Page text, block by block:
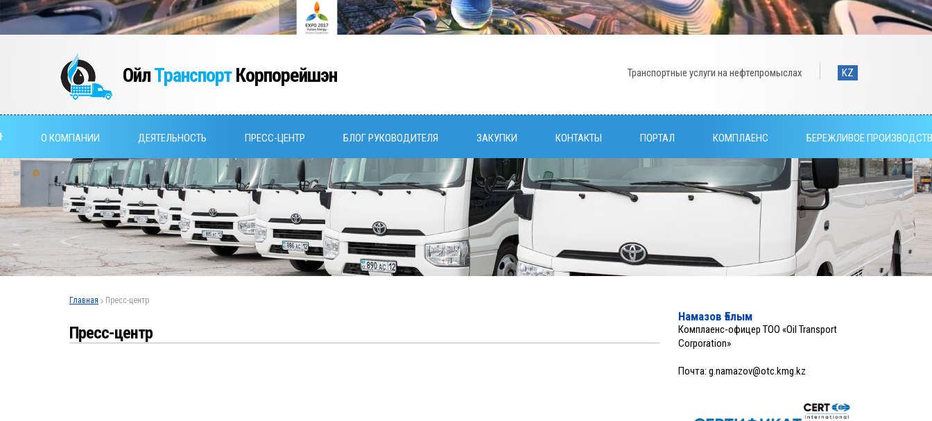
ОйлТранспортКорпорейшэн KZ
Транспортные услуги на нефтепромыслах
О КОМПАНИИ ДЕЯТЕЛЬНОСТЬ ПРЕСС-ЦЕНТР БЛОГ РУКОВОДИТЕЛЯ ЗАКУПКИ КОНТАКТЫ ПОРТАЛ КОМПЛАЕНС БЕРЕЖЛИВОЕ
Главная Пресс-центр
Пресс-центр
Намазов Ғалым
Комплаенс-офицер ТОО «Oil Transport
Corporation»
Почта: g.namazov@otc.kmg.kz